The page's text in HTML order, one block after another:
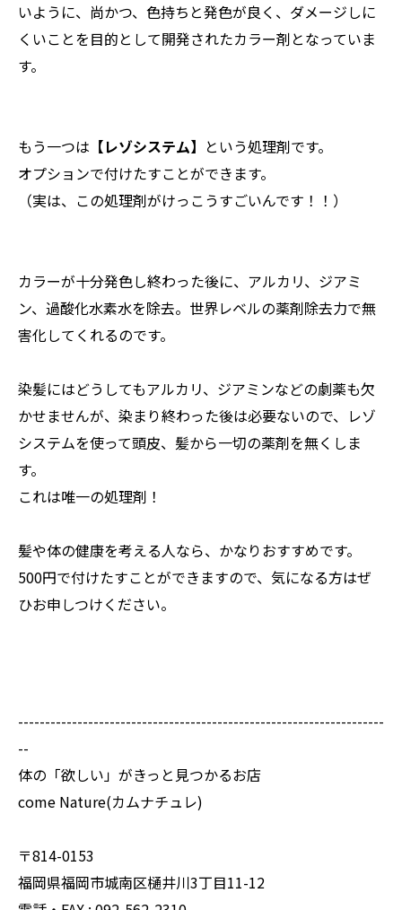
いように、尚かつ、色持ちと発色が良く、ダメージしに
くいことを目的として開発されたカラー剤となっていま
す。
もう一つは 【レゾシステム】 という処理剤です。
オプションで付けたすことができます。
（実は、この処理剤がけっこうすごいんです！！）
カラーが十分発色し終わった後に、アルカリ、ジアミ
ン、過酸化水素水を除去。世界レベルの薬剤除去力で無
害化してくれるのです。
染髪にはどうしてもアルカリ、ジアミンなどの劇薬も欠
かせませんが、染まり終わった後は必要ないので、レゾ
システムを使って頭皮、髪から一切の薬剤を無くしま
す。
これは唯一の処理剤！
髪や体の健康を考える人なら、かなりおすすめです。
500円で付けたすことができますので、気になる方はぜ
ひお申しつけください。
--------------------------------------------------------------------
--
体の「欲しい」がきっと見つかるお店
come Nature(カムナチュレ)
〒814-0153
福岡県福岡市城南区樋井川3丁目11-12